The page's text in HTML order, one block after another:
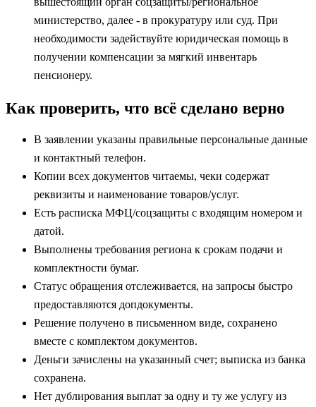
министерство, далее - в прокуратуру или суд. При
необходимости задействуйте юридическая помощь в
получении компенсации за мягкий инвентарь
пенсионеру.
Как проверить, что всё сделано верно
В заявлении указаны правильные персональные данные
и контактный телефон.
Копии всех документов читаемы, чеки содержат
реквизиты и наименование товаров/услуг.
Есть расписка МФЦ/соцзащиты с входящим номером и
датой.
Выполнены требования региона к срокам подачи и
комплектности бумаг.
Статус обращения отслеживается, на запросы быстро
предоставляются допдокументы.
Решение получено в письменном виде, сохранено
вместе с комплектом документов.
Деньги зачислены на указанный счет; выписка из банка
сохранена.
Нет дублирования выплат за одну и ту же услугу из